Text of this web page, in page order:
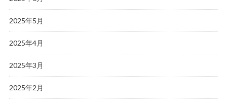
2025年5月
2025年4月
2025年3月
2025年2月